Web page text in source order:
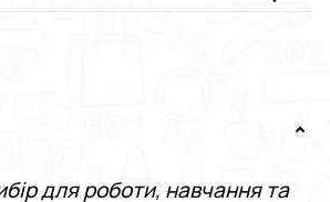
для роботи, навчання та